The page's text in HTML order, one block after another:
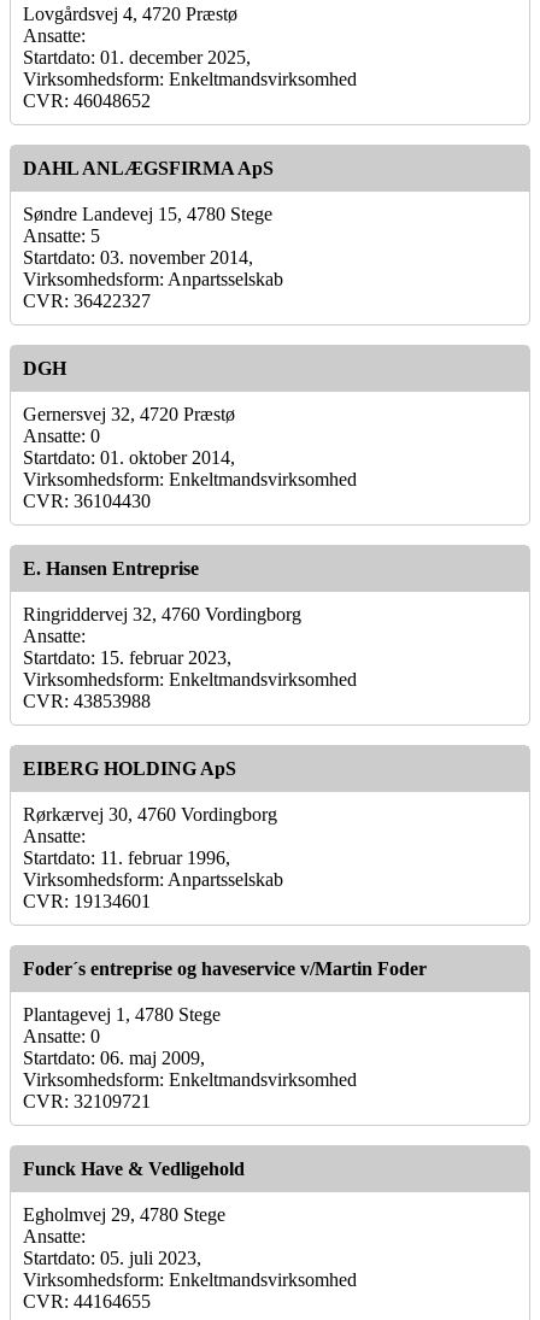
Lovgårdsvej 4, 4720 Præstø
Ansatte:
Startdato: 01. december 2025,
Virksomhedsform: Enkeltmandsvirksomhed
CVR: 46048652
DAHL ANLÆGSFIRMA ApS
Søndre Landevej 15, 4780 Stege
Ansatte: 5
Startdato: 03. november 2014,
Virksomhedsform: Anpartsselskab
CVR: 36422327
DGH
Gernersvej 32, 4720 Præstø
Ansatte: 0
Startdato: 01. oktober 2014,
Virksomhedsform: Enkeltmandsvirksomhed
CVR: 36104430
E. Hansen Entreprise
Ringriddervej 32, 4760 Vordingborg
Ansatte:
Startdato: 15. februar 2023,
Virksomhedsform: Enkeltmandsvirksomhed
CVR: 43853988
EIBERG HOLDING ApS
Rørkærvej 30, 4760 Vordingborg
Ansatte:
Startdato: 11. februar 1996,
Virksomhedsform: Anpartsselskab
CVR: 19134601
Foder´s entreprise og haveservice v/Martin Foder
Plantagevej 1, 4780 Stege
Ansatte: 0
Startdato: 06. maj 2009,
Virksomhedsform: Enkeltmandsvirksomhed
CVR: 32109721
Funck Have & Vedligehold
Egholmvej 29, 4780 Stege
Ansatte:
Startdato: 05. juli 2023,
Virksomhedsform: Enkeltmandsvirksomhed
CVR: 44164655